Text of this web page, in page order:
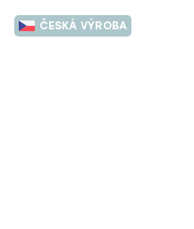
ČESKÁ VÝROBA